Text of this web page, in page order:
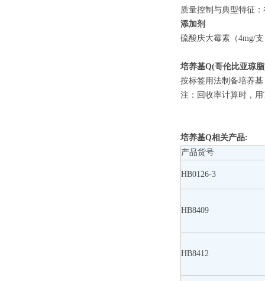
质量控制与典型特征
添加剂
硫酸庆大霉素（4mg/
培养基Q(哥伦比亚琼
按标签用法制备培养
注：回收率计算时，
培养基Q相关产品:
产品货号
HB0126-3
HB8409
HB8412